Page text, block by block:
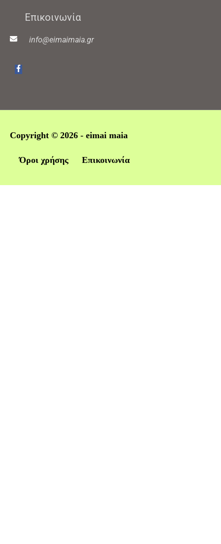
Επικοινωνία
info@eimaimaia.gr
Copyright © 2026 - eimai maia
Όροι χρήσης Επικοινωνία